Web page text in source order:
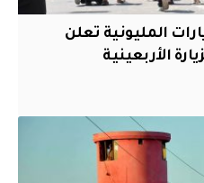
المليونية تعلن
الأربعينية